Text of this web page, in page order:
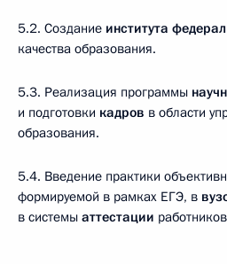
5.2. Создание института
качества образования.
5.3. Реализация программы
и подготовки кадров в области
образования.
5.4. Введение практики
формируемой в рамках ЕГЭ, в
в системы аттестации